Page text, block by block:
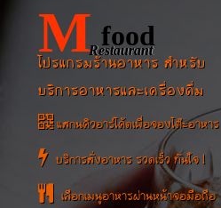
M food
Restaurant
โปรแกรมร้านอาหาร สำหรับ
บริการอาหารและเครื่องดื่ม
แสกนคิวอาร์โค้ดเพื่อจองโต๊ะอาหาร
บริการสั่งอาหาร รวดเร็ว ทันใจ !
เลือกเมนูอาหารผ่านหน้าจอมือถือ